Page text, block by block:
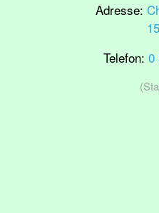
Adresse:
Telefon: 0